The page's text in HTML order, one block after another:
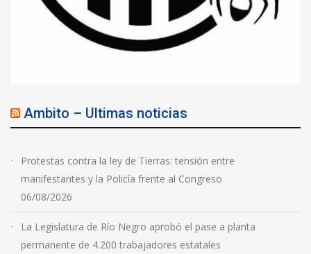
Ambito – Ultimas noticias
Protestas contra la ley de Tierras: tensión entre
manifestantes y la Policía frente al Congreso
06/08/2026
La Legislatura de Río Negro aprobó el pase a planta
permanente de 4.200 trabajadores estatales